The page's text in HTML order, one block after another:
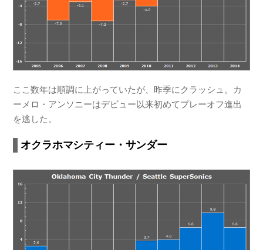
ここ数年は順調に上がっていたが、昨季にクラッシュ。カ
ーメロ・アンソニーはデビュー以来初めてプレーオフ進出
を逃した。
オクラホマシティー・サンダー